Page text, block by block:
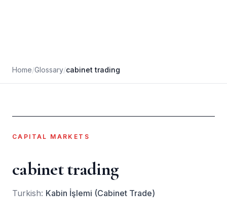
Home/Glossary/cabinet trading
CAPITAL MARKETS
cabinet trading
Turkish: Kabin İşlemi (Cabinet Trade)